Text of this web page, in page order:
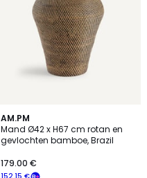
AM.PM
Mand Ø42 x H67 cm rotan en
gevlochten bamboe, Brazil
179.00 €
4.6
/ 5